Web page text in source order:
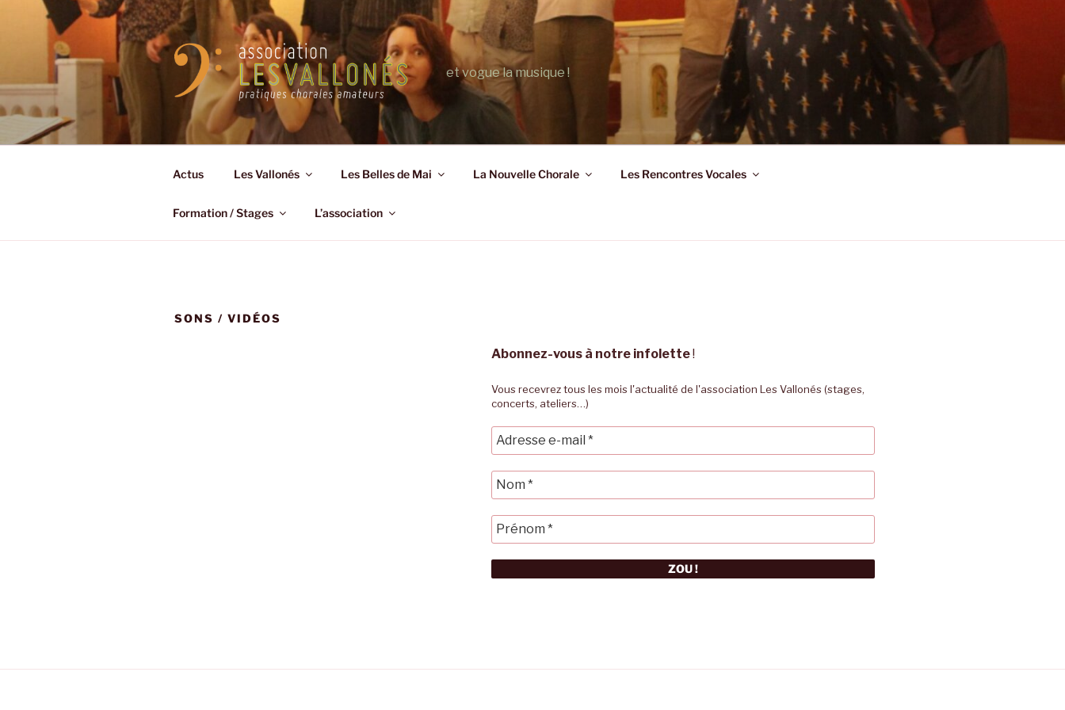
et vogue la musique !
Actus Les Vallonés Les Belles de Mai La Nouvelle Chorale Les Rencontres Vocales
Formation / Stages L’association
SONS / VIDÉOS
Abonnez-vous à notre infolette!
Vous recevrez tous les mois l'actualité de l'association Les Vallonés (stages,
concerts, ateliers…)